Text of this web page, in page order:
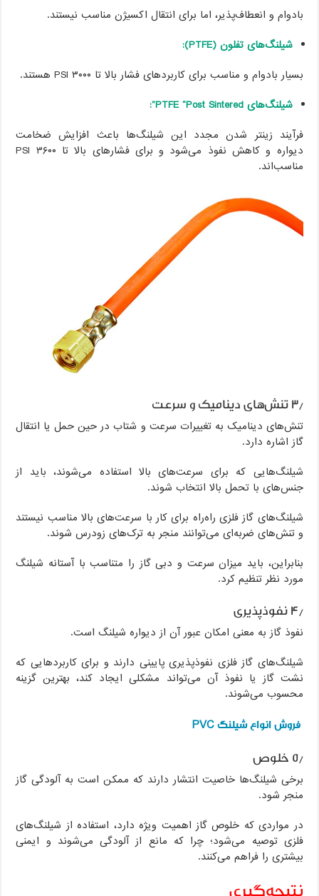
بادوام و انعطاف‌پذیر، اما برای انتقال اکسیژن مناسب نیستند.
شیلنگ‌های تفلون (PTFE):
بسیار بادوام و مناسب برای کاربردهای فشار بالا تا ۳۰۰۰ PSI هستند.
شیلنگ‌های PTFE “Post Sintered”:
فرآیند زینتر شدن مجدد این شیلنگ‌ها باعث افزایش ضخامت
دیواره و کاهش نفوذ می‌شود و برای فشارهای بالا تا ۳۶۰۰ PSI
مناسب‌اند.
۳٫ تنش‌های دینامیک و سرعت
تنش‌های دینامیک به تغییرات سرعت و شتاب در حین حمل یا انتقال
گاز اشاره دارد.
شیلنگ‌هایی که برای سرعت‌های بالا استفاده می‌شوند، باید از
جنس‌های با تحمل بالا انتخاب شوند.
شیلنگ‌های گاز فلزی راه‌راه برای کار با سرعت‌های بالا مناسب نیستند
و تنش‌های ضربه‌ای می‌توانند منجر به ترک‌های زودرس شوند.
بنابراین، باید میزان سرعت و دبی گاز را متناسب با آستانه شیلنگ
مورد نظر تنظیم کرد.
۴٫ نفوذپذیری
نفوذ گاز به معنی امکان عبور آن از دیواره شیلنگ است.
شیلنگ‌های گاز فلزی نفوذپذیری پایینی دارند و برای کاربردهایی که
نشت گاز یا نفوذ آن می‌تواند مشکلی ایجاد کند، بهترین گزینه
محسوب می‌شوند.
فروش انواع شیلنگ PVC
۵٫ خلوص
برخی شیلنگ‌ها خاصیت انتشار دارند که ممکن است به آلودگی گاز
منجر شود.
در مواردی که خلوص گاز اهمیت ویژه دارد، استفاده از شیلنگ‌های
فلزی توصیه می‌شود؛ چرا که مانع از آلودگی می‌شوند و ایمنی
بیشتری را فراهم می‌کنند.